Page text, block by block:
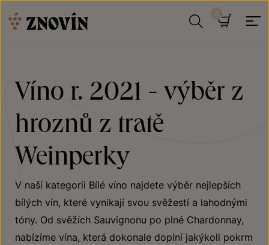
Víno r. 2021 - výběr z
hroznů z tratě
Weinperky
V naší kategorii Bílé víno najdete výběr nejlepších
bílých vín, které vynikají svou svěžestí a lahodnými
tóny. Od svěžích Sauvignonu po plné Chardonnay,
nabízíme vína, která dokonale doplní jakýkoli pokrm